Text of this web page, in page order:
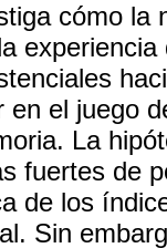
cómo la
el juego
La
fuertes de
de los
Sin